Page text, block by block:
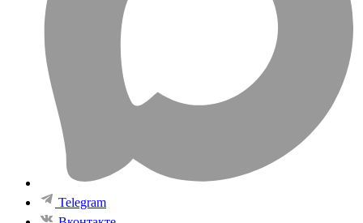
Telegram